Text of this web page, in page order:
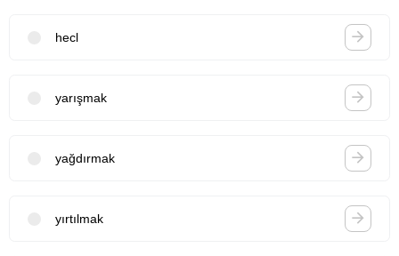
hecl
yarışmak
yağdırmak
yırtılmak